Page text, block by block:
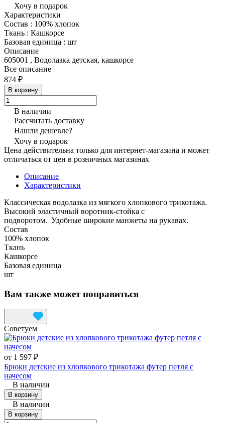
Хочу в подарок
Характеристики
Состав : 100% хлопок
Ткань : Кашкорсе
Базовая единица : шт
Описание
605001 , Водолазка детская, кашкорсе
Все описание
874 ₽
В корзину
В наличии
Рассчитать доставку
Нашли дешевле?
Хочу в подарок
Цена действительна только для интернет-магазина и может
отличаться от цен в розничных магазинах
Описание
Характеристики
Классическая водолазка из мягкого хлопкового трикотажа.
Высокий эластичный воротник-стойка с
подворотом. Удобные широкие манжеты на рукавах.
Состав
100% хлопок
Ткань
Кашкорсе
Базовая единица
шт
Вам также может понравиться
Советуем
от 1 597 ₽
Брюки детские из хлопкового трикотажа футер петля с
начесом
В наличии
В корзину
В наличии
В корзину